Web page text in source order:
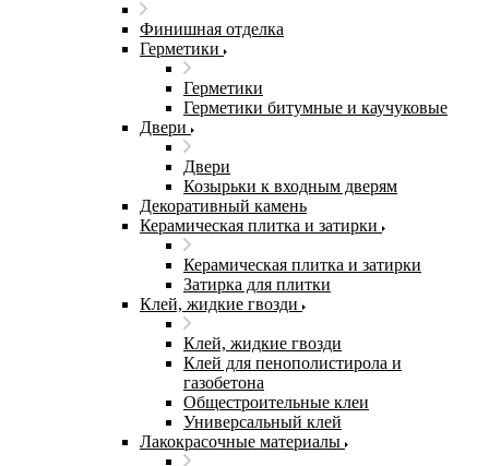
Финишная отделка
Герметики
Герметики
Герметики битумные и каучуковые
Двери
Двери
Козырьки к входным дверям
Декоративный камень
Керамическая плитка и затирки
Керамическая плитка и затирки
Затирка для плитки
Клей, жидкие гвозди
Клей, жидкие гвозди
Клей для пенополистирола и
газобетона
Общестроительные клеи
Универсальный клей
Лакокрасочные материалы